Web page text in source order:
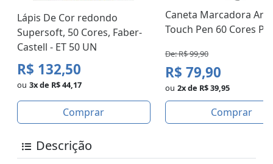
Lápis De Cor redondo
Supersoft, 50 Cores, Faber-
Castell - ET 50 UN
R$ 132,50
ou 3x de R$ 44,17
Comprar
Caneta Marcadora
Touch Pen 60 Cores
De: R$ 99,90
R$ 79,90
ou 2x de R$ 39,95
Comprar
Descrição